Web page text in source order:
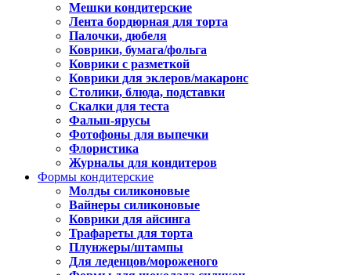
Мешки кондитерские
Лента бордюрная для торта
Палочки, дюбеля
Коврики, бумага/фольга
Коврики с разметкой
Коврики для эклеров/макаронс
Столики, блюда, подставки
Скалки для теста
Фальш-ярусы
Фотофоны для выпечки
Флористика
Журналы для кондитеров
Формы кондитерские
Молды силиконовые
Вайнеры силиконовые
Коврики для айсинга
Трафареты для торта
Плунжеры/штампы
Для леденцов/мороженого